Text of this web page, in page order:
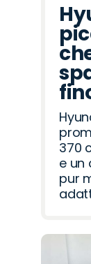
370
e un
pur